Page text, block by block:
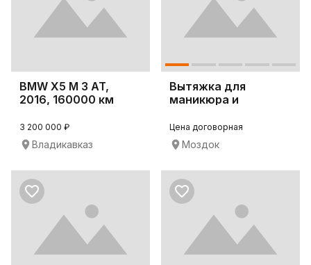
BMW X5 M 3 AT,
2016, 160000 км
3 200 000 ₽
Владикавказ
Вытяжка для
маникюра и
Alize
Цена договорная
Моздок